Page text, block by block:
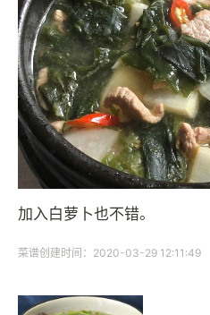
加入白萝卜也不错。
菜谱创建时间：2020-03-29 12:11:49